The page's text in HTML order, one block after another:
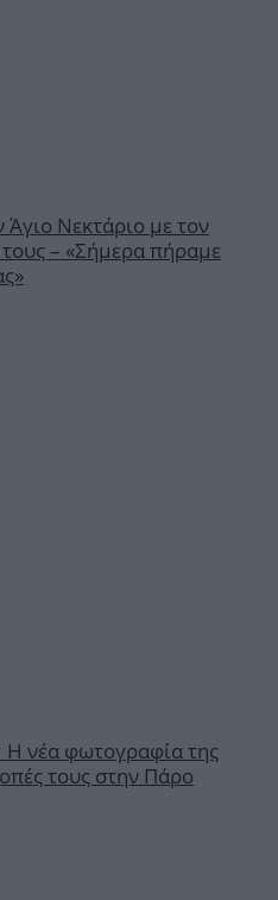
Άγιο Νεκτάριο με τον
τους – «Σήμερα πήραμε
Η νέα φωτογραφία της
τους στην Πάρο